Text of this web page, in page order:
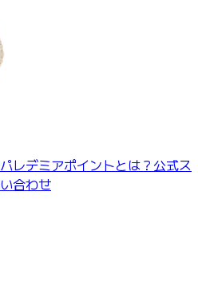
パレデミアポイントとは？ 公式ス
合わせ